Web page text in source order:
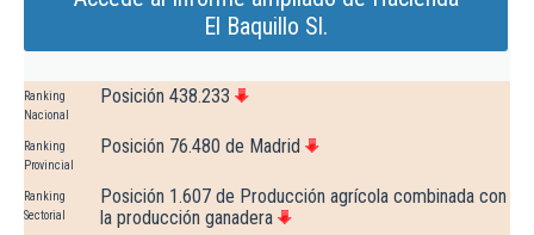
El Baquillo Sl.
Ranking
Nacional
Posición 438.233
Ranking
Provincial
Posición 76.480 de Madrid
Ranking
Sectorial
Posición 1.607 de Producción agrícola combinada con
la producción ganadera